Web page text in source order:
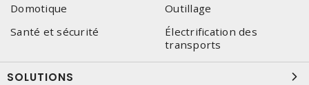
Domotique
Outillage
Santé et sécurité
Électrification des
transports
SOLUTIONS